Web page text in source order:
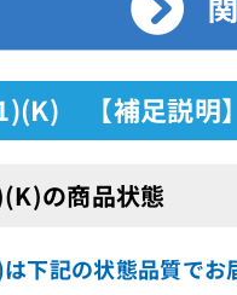
【補足説明】
の商品状態
下記の状態品質でお